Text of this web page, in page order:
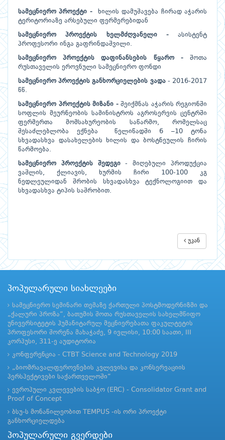
სამეცნიერო პროექტი -ხილის დამუშავება ჩირად აჭარის
ტერიტორიაზე არსებული ფერმერებიდან
სამეცნიერო პროექტის ხელმძღვანელი -ასისტენტ
პროფესორი ინგა გაფრინდაშვილი.
სამეცნიერო პროექტის დაფინანსების წყარო -შოთა
რუსთაველის ეროვნული სამეცნიერო ფონდი
სამეცნიერო პროექტის განხორციელების ვადა - 2016-2017
წწ.
სამეცნიერო პროექტის მიზანი - შეიქმნას აჭარის რეგიონში
სოფლის მეურნეობის სამინისტროს აგროსერვის ცენტრში
ფერმერთა მომსახურეობის საწარმო, რომელსაც
შესაძლებლობა ექნება წელიწადში 6 –10 ტონა
სხვადასხვა დასახელების ხილის და ბოსტნეულის ჩირის
წარმოება.
სამეცნიერო პროექტის შედეგი- მიღებული პროდუქცია
ვაშლის, ქლიავის, ხურმის ჩირი 100-100 კგ
ნედლეულიდან შრობის სხვადასხვა ტექნოლოგიით და
სხვადასხვა ტიპის საშრობით.
უკან
პოპულარული სიახლეები
სამეცნიერო სემინარი თემაზე ქართული პოსტმოდერნიზმი და
„ქალური პროზა“, ბათუმის შოთა რუსთაველის სახელმწიფო
უნივერსიტეტის ჰუმანიტარულ მეცნიერებათა ფაკულტეტის
პროფესორი შორენა მახაჭაძე, 9 ივლისი, 10:00 საათი, III
კორპუსი, 311-ე აუდიტორია
კონფერენცია - CTBT Science and Technology 2019
„ბიომრავალფეროვნების კვლევისა და კონსერვაციის
პერსპექტივები საქართველოში“
ევროპული კვლევების საბჭო (ERC) - Consolidator Grant and
Proof of Concept
ბსუ-ს მონაწილეობით TEMPUS -ის ორი პროექტი
განხორციელდება
პოპულარული გვერდები